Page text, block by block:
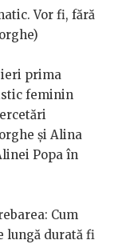
Vor fi, fără
ieri prima
feminin
și Alina
Popa în
Cum
lungă durată fi